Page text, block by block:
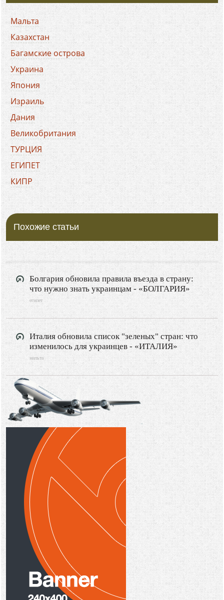
Мальта
Казахстан
Багамские острова
Украина
Япония
Израиль
Дания
Великобритания
ТУРЦИЯ
ЕГИПЕТ
КИПР
ХОРВАТИЯ
БОЛГАРИЯ
ГРЕЦИЯ
ЧЕРНОГОРИЯ
ИТАЛИЯ
ФРАНЦИЯ
ИСПАНИЯ
ПОЛЬША
РОССИЯ
Туризм
Путешествия
Видео новости
Похожие статьи
Болгария обновила правила въезда в страну:
что нужно знать украинцам - «БОЛГАРИЯ»
египет
Италия обновила список "зеленых" стран: что
изменилось для украинцев - «ИТАЛИЯ»
мальта